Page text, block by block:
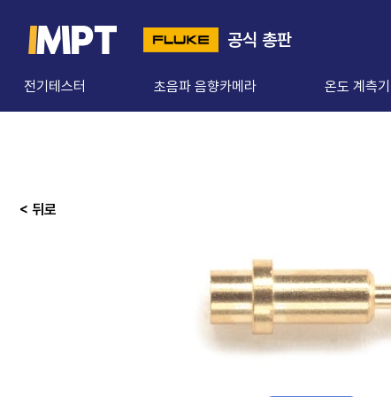
공식 총판
전기테스터 초음파 음향카메라 온도 계측기
< 뒤로